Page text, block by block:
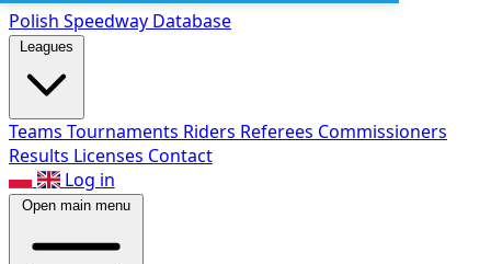
Polish Speedway Database
Leagues
Teams Tournaments Riders Referees Commissioners
Results Licenses Contact
Log in
Open main menu